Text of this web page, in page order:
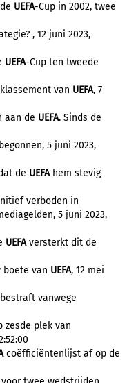
UEFA-Cup in 2002, twee
, 12 juni 2023,
UEFA-Cup ten tweede
van UEFA, 7
aan de UEFA. Sinds de
5 juni 2023,
de UEFAhem stevig
verboden in
5 juni 2023,
UEFAversterkt dit de
boete van UEFA, 12 mei
vanwege
zesde plek van
coëfficiëntenlijst af op de